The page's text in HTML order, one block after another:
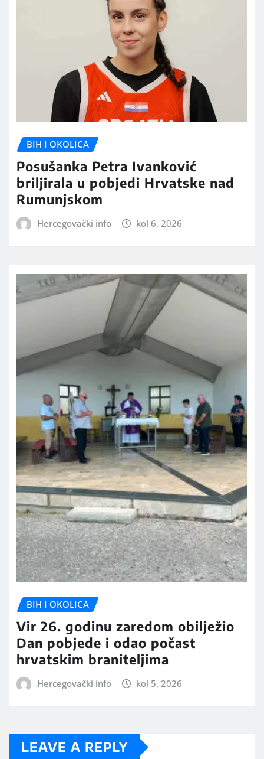
BIH I OKOLICA
Posušanka Petra Ivanković
briljirala u pobjedi Hrvatske nad
Rumunjskom
Hercegovački info kol 6, 2026
BIH I OKOLICA
Vir 26. godinu zaredom obilježio
Dan pobjede i odao počast
hrvatskim braniteljima
Hercegovački info kol 5, 2026
LEAVE A REPLY